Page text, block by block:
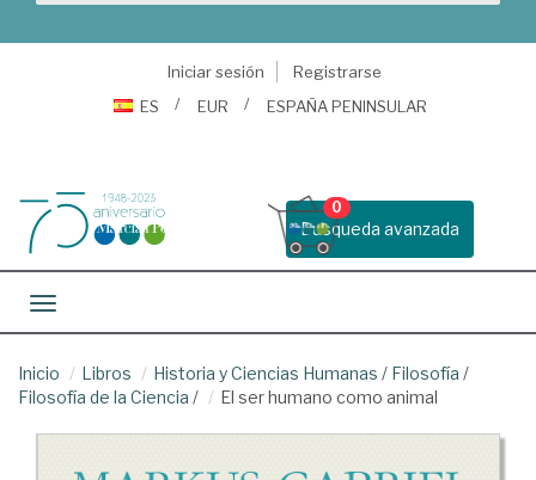
Iniciar sesión
Registrarse
ES
EUR ESPAÑA PENINSULAR
Busqueda avanzada
0
Toggle navigation
Inicio Libros Historia y Ciencias Humanas / Filosofía /
Filosofía de la Ciencia / El ser humano como animal